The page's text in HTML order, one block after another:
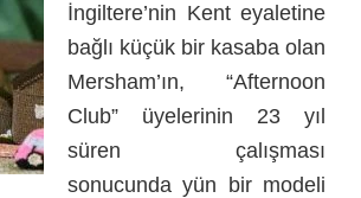
İngiltere’nin Kent eyaletine
bağlı küçük bir kasaba olan
Mersham’ın, “Afternoon
Club” üyelerinin 23 yıl
süren çalışması
sonucunda yün bir modeli